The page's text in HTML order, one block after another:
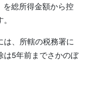
を総所得金額から控
は、所轄の税務署に
は5年前までさかのぼ